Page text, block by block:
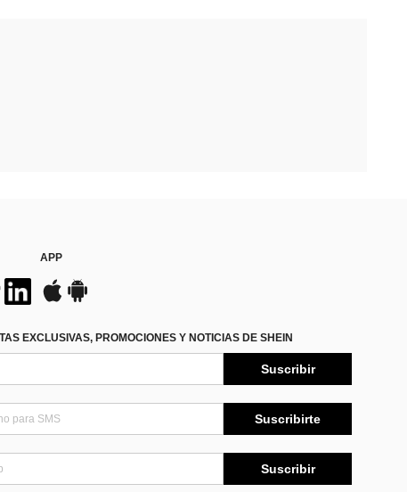
APP
EXCLUSIVAS, PROMOCIONES Y NOTICIAS DE SHEIN
Suscribir
Suscribirte
Suscribir